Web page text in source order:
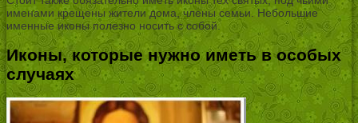
именами крещены жители дома, члены семьи. Небольшие
именные иконы полезно носить с собой.
Иконы, которые нужно иметь в особых
случаях